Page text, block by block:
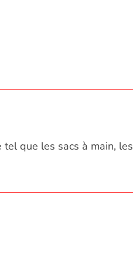
que les sacs à main, les